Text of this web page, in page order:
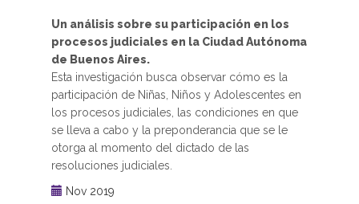
Un análisis sobre su participación en los
procesos judiciales en la Ciudad Autónoma
de Buenos Aires.
Esta investigación busca observar cómo es la
participación de Niñas, Niños y Adolescentes en
los procesos judiciales, las condiciones en que
se lleva a cabo y la preponderancia que se le
otorga al momento del dictado de las
resoluciones judiciales.
Nov 2019